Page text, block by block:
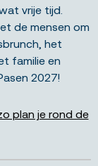
vrije tijd.
de mensen om
het
familie en
2027!
plan je rond de